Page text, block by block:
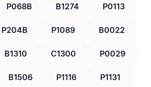
P068B B1274 P0113
P204B P1089 B0022
B1310 C1300 P0029
B1506 P1116 P1131